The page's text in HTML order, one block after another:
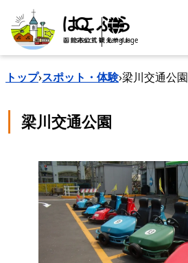
search Language
トップ›スポット・体験›梁川交通公園
梁川交通公園